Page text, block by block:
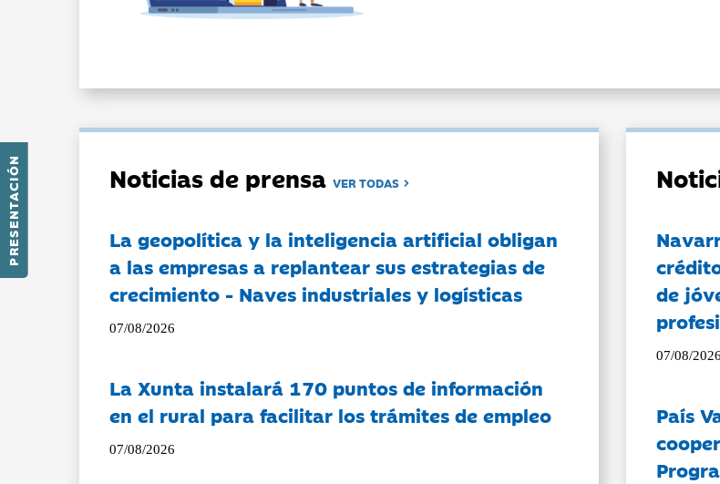
PRESENTACIÓN Noticias de prensaVER TODAS
La geopolítica y la inteligencia artificial obligan
a las empresas a replantear sus estrategias de
crecimiento - Naves industriales y logísticas
07/08/2026
La Xunta instalará 170 puntos de información
en el rural para facilitar los trámites de empleo
07/08/2026
de
07/08/2026
País